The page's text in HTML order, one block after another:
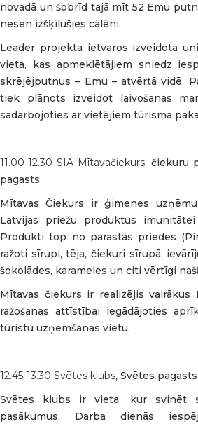
novadā un šobrīd tajā mīt 52 Emu
nesen izšķīlušies cālēni.
Leader projekta ietvaros izveidota
vieta, kas apmeklētājiem sniedz
skrējējputnus – Emu – atvērtā vidē.
tiek plānots izveidot laivošanas
sadarbojoties ar vietējiem tūrisma
11.00-12.30 SIA Mītavačiekurs, čiekuru
pagasts
Mītavas Čiekurs ir ģimenes
Latvijas priežu produktus
Produkti top no parastās priedes
ražoti sīrupi, tēja, čiekuri sīrupā,
šokolādes, karameles un citi vērtīgi
Mītavas čiekurs ir realizējis vairākus
ražošanas attīstībai iegādājoties
tūristu uzņemšanas vietu.
12.45-13.30 Svētes klubs, Svētes pagasts
Svētes klubs ir vieta, kur svinēt
pasākumus. Darba dienās